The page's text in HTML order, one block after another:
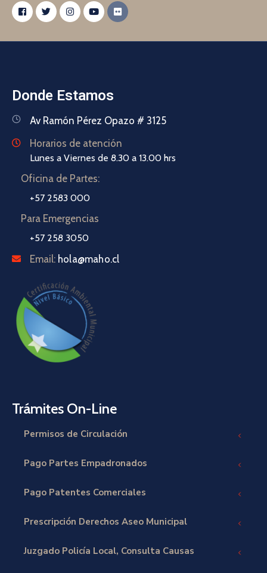
Donde Estamos
Av Ramón Pérez Opazo # 3125
Horarios de atención
Lunes a Viernes de 8.30 a 13.00 hrs
Oficina de Partes:
+57 2583 000
Para Emergencias
+57 258 3050
Email: hola@maho.cl
Trámites On-Line
Permisos de Circulación
Pago Partes Empadronados
Pago Patentes Comerciales
Prescripción Derechos Aseo Municipal
Juzgado Policía Local, Consulta Causas